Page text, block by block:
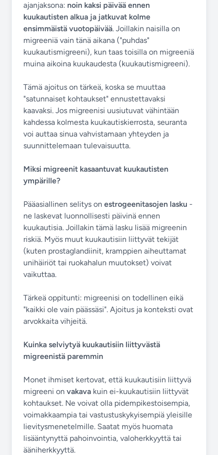
ajanjaksona: noin kaksi päivää ennen
kuukautisten alkua ja jatkuvat kolme
ensimmäistä vuotopäivää. Joillakin naisilla on
migreeniä vain tänä aikana ("puhdas"
kuukautismigreeni), kun taas toisilla on migreeniä
muina aikoina kuukaudesta (kuukautismigreeni).
Tämä ajoitus on tärkeä, koska se muuttaa
"satunnaiset kohtaukset" ennustettavaksi
kaavaksi. Jos migreenisi uusiutuvat vähintään
kahdessa kolmesta kuukautiskierrosta, seuranta
voi auttaa sinua vahvistamaan yhteyden ja
suunnittelemaan tulevaisuutta.
Miksi migreenit kasaantuvat kuukautisten
ympärille?
Pääasiallinen selitys on estrogeenitasojen lasku -
ne laskevat luonnollisesti päivinä ennen
kuukautisia. Joillakin tämä lasku lisää migreenin
riskiä. Myös muut kuukautisiin liittyvät tekijät
(kuten prostaglandiinit, kramppien aiheuttamat
unihäiriöt tai ruokahalun muutokset) voivat
vaikuttaa.
Tärkeä oppitunti: migreenisi on todellinen eikä
"kaikki ole vain päässäsi". Ajoitus ja konteksti ovat
arvokkaita vihjeitä.
Kuinka selviytyä kuukautisiin liittyvästä
migreenistä paremmin
Monet ihmiset kertovat, että kuukautisiin liittyvä
migreeni on vakava kuin ei-kuukautisiin liittyvät
kohtaukset. Ne voivat olla pidempikestoisempia,
voimakkaampia tai vastustuskykyisempiä yleisille
lievitysmenetelmille. Saatat myös huomata
lisääntynyttä pahoinvointia, valoherkkyyttä tai
ääniherkkyyttä.